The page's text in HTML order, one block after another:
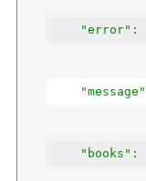
"error" :
"message"
"books" :